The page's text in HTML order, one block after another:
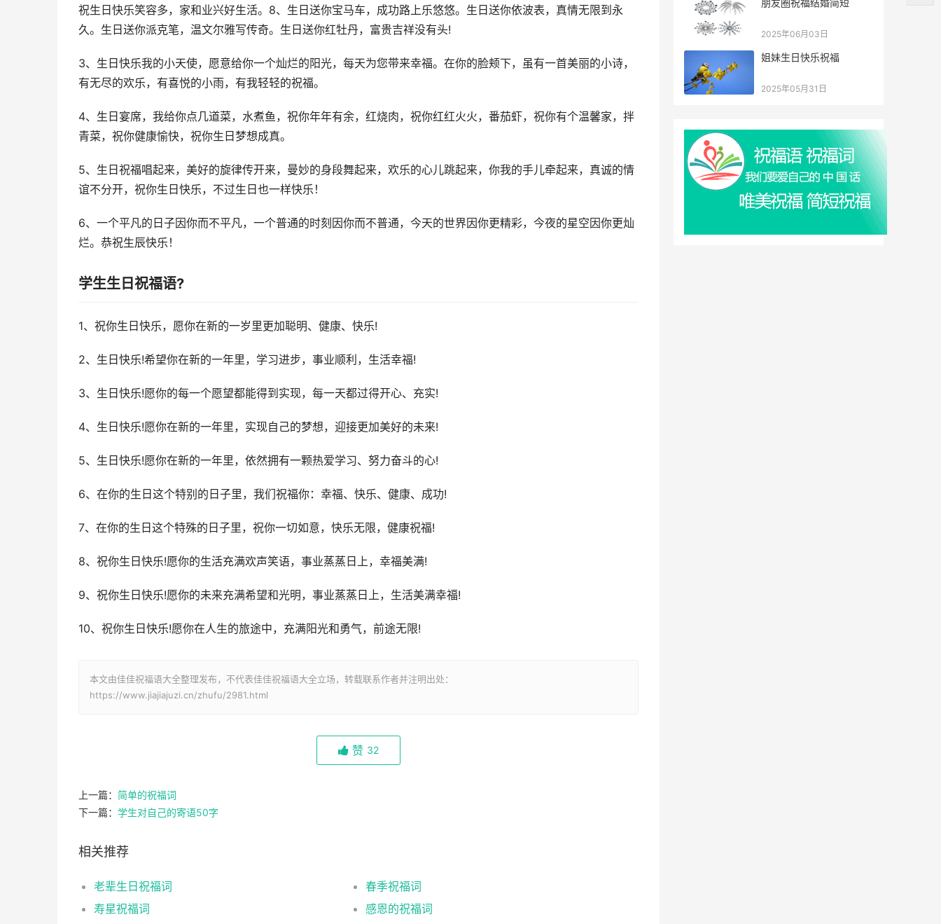
祝生日快乐笑容多，家和业兴好生活。8、生日送你宝马车，成功路上乐悠悠。生日送你依波表，真情无限到永
久。生日送你派克笔，温文尔雅写传奇。生日送你红牡丹，富贵吉祥没有头!
3、生日快乐我的小天使，愿意给你一个灿烂的阳光，每天为您带来幸福。在你的脸颊下，虽有一首美丽的小诗，
有无尽的欢乐，有喜悦的小雨，有我轻轻的祝福。
4、生日宴席，我给你点几道菜，水煮鱼，祝你年年有余，红烧肉，祝你红红火火，番茄虾，祝你有个温馨家，拌
青菜，祝你健康愉快，祝你生日梦想成真。
5、生日祝福唱起来，美好的旋律传开来，曼妙的身段舞起来，欢乐的心儿跳起来，你我的手儿牵起来，真诚的情
谊不分开，祝你生日快乐，不过生日也一样快乐！
6、一个平凡的日子因你而不平凡，一个普通的时刻因你而不普通，今天的世界因你更精彩，今夜的星空因你更灿
烂。恭祝生辰快乐！
学生生日祝福语?
1、祝你生日快乐，愿你在新的一岁里更加聪明、健康、快乐!
2、生日快乐!希望你在新的一年里，学习进步，事业顺利，生活幸福!
3、生日快乐!愿你的每一个愿望都能得到实现，每一天都过得开心、充实!
4、生日快乐!愿你在新的一年里，实现自己的梦想，迎接更加美好的未来!
5、生日快乐!愿你在新的一年里，依然拥有一颗热爱学习、努力奋斗的心!
6、在你的生日这个特别的日子里，我们祝福你：幸福、快乐、健康、成功!
7、在你的生日这个特殊的日子里，祝你一切如意，快乐无限，健康祝福!
8、祝你生日快乐!愿你的生活充满欢声笑语，事业蒸蒸日上，幸福美满!
9、祝你生日快乐!愿你的未来充满希望和光明，事业蒸蒸日上，生活美满幸福!
10、祝你生日快乐!愿你在人生的旅途中，充满阳光和勇气，前途无限!
本文由佳佳祝福语大全整理发布，不代表佳佳祝福语大全立场，转载联系作者并注明出处：
https://www.jiajiajuzi.cn/zhufu/2981.html
赞 32
上一篇： 简单的祝福词
下一篇： 学生对自己的寄语50字
相关推荐
老辈生日祝福词
春季祝福词
寿星祝福词
感恩的祝福词
朋友圈祝福结婚简短
2025年06月03日
姐妹生日快乐祝福
2025年05月31日